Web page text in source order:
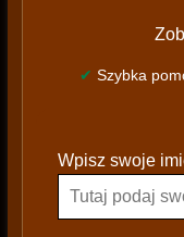
✔ Szybka
l
a
Wpisz swoje